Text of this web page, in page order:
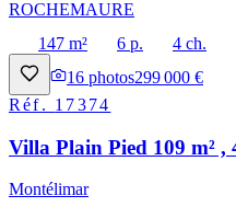
ROCHEMAURE
147 m²
6 p. 4 ch.
16 photos299 000 €
Réf. 17374
Villa Plain Pied 109 m² ,
Montélimar